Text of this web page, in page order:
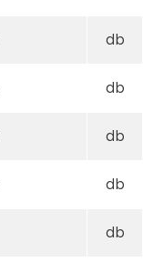
db
db
db
db
db